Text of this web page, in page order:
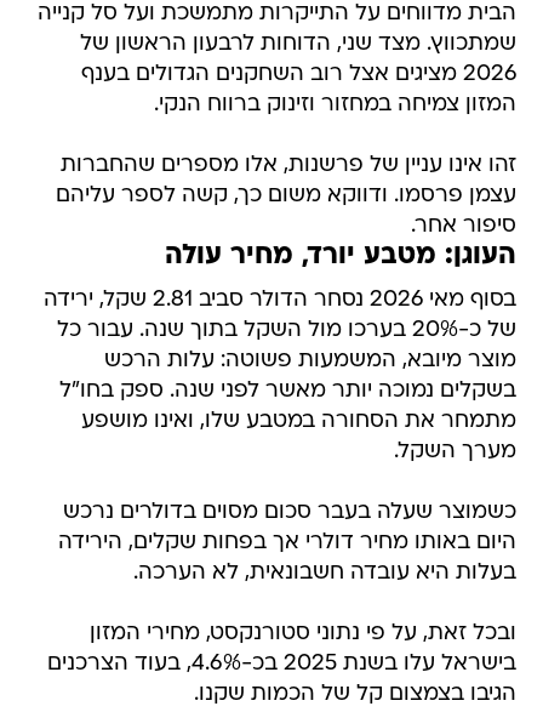
הבית מדווחים על התייקרות מתמשכת ועל סל קנייה
שמתכווץ. מצד שני, הדוחות לרבעון הראשון של
2026 מציגים אצל רוב השחקנים הגדולים בענף
המזון צמיחה במחזור וזינוק ברווח הנקי.
זהו אינו עניין של פרשנות, אלו מספרים שהחברות
עצמן פרסמו. ודווקא משום כך, קשה לספר עליהם
סיפור אחר.
העוגן: מטבע יורד, מחיר עולה
בסוף מאי 2026 נסחר הדולר סביב 2.81 שקל, ירידה
של כ-20% בערכו מול השקל בתוך שנה. עבור כל
מוצר מיובא, המשמעות פשוטה: עלות הרכש
בשקלים נמוכה יותר מאשר לפני שנה. ספק בחו"ל
מתמחר את הסחורה במטבע שלו, ואינו מושפע
מערך השקל.
כשמוצר שעלה בעבר סכום מסוים בדולרים נרכש
היום באותו מחיר דולרי אך בפחות שקלים, הירידה
בעלות היא עובדה חשבונאית, לא הערכה.
ובכל זאת, על פי נתוני סטורנקסט, מחירי המזון
בישראל עלו בשנת 2025 בכ-4.6%, בעוד הצרכנים
הגיבו בצמצום קל של הכמות שקנו.